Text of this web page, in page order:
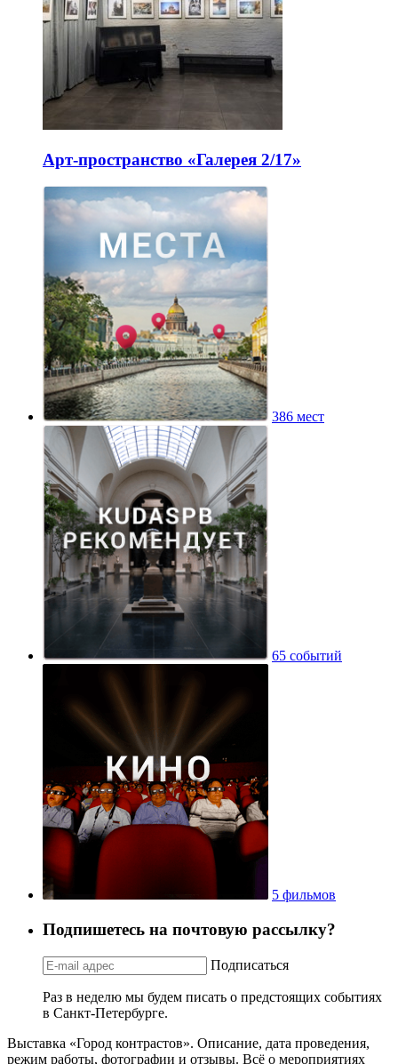
Арт-пространство «Галерея 2/17»
386 мест
65 событий
5 фильмов
Подпишетесь на почтовую рассылку?
Подписаться
Раз в неделю мы будем писать о предстоящих событиях
в Санкт-Петербурге.
Выставка «Город контрастов». Описание, дата проведения,
режим работы, фотографии и отзывы. Всё о мероприятиях